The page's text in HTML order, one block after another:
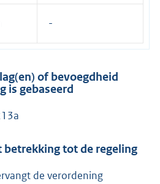
of bevoegdheid
is gebaseerd
betrekking tot de regeling
de verordening